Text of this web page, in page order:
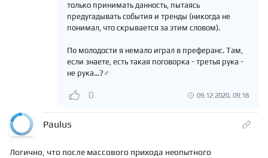
только принимать данность, пытаясь
предугадывать события и тренды (никогда не
понимал, что скрывается за этим словом).
По молодости я немало играл в преферанс. Там,
если знаете, есть такая поговорка - третья рука -
не рука...?‍♂️
0 09.12.2020, 09:18
Paulus
Логично, что после массового прихода неопытного